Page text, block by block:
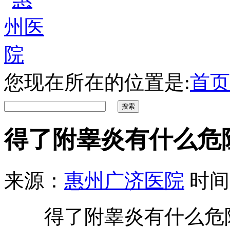
您现在所在的位置是:首页
得了附睾炎有什么危
来源： 惠州广济医院 时
得了附睾炎有什么危